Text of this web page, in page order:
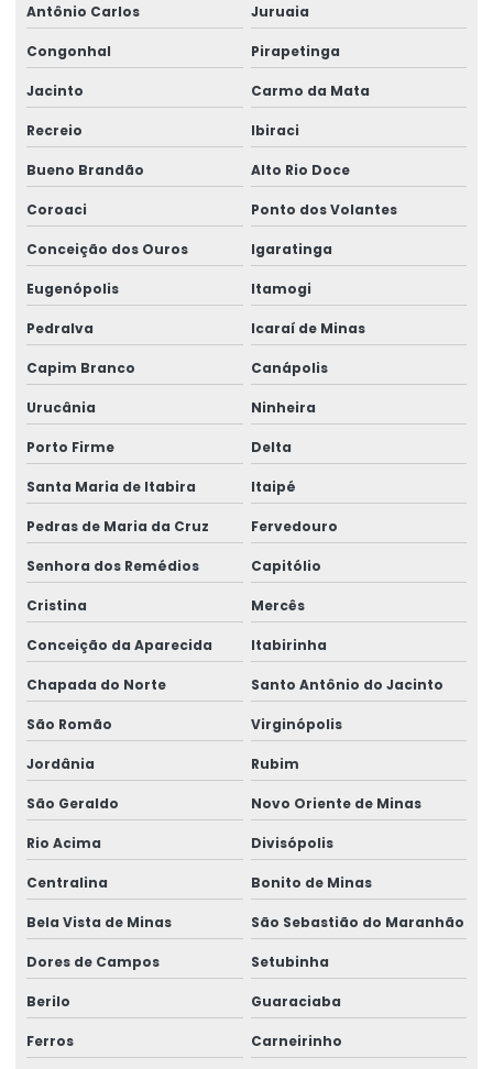
Antônio Carlos Juruaia
Congonhal Pirapetinga
Jacinto Carmo da Mata
Recreio Ibiraci
Bueno Brandão Alto Rio Doce
Coroaci Ponto dos Volantes
Conceição dos Ouros Igaratinga
Eugenópolis Itamogi
Pedralva Icaraí de Minas
Capim Branco Canápolis
Urucânia Ninheira
Porto Firme Delta
Santa Maria de Itabira Itaipé
Pedras de Maria da Cruz Fervedouro
Senhora dos Remédios Capitólio
Cristina Mercês
Conceição da Aparecida Itabirinha
Chapada do Norte Santo Antônio do Jacinto
São Romão Virginópolis
Jordânia Rubim
São Geraldo Novo Oriente de Minas
Rio Acima Divisópolis
Centralina Bonito de Minas
Bela Vista de Minas São Sebastião do Maranhão
Dores de Campos Setubinha
Berilo Guaraciaba
Ferros Carneirinho